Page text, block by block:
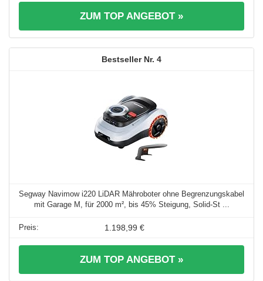
ZUM TOP ANGEBOT »
4
Segway Navimow i220 LiDAR Mähroboter ohne Begrenzungskabel
mit Garage M, für 2000 m², bis 45% Steigung, Solid-St ...
1.198,99 €
ZUM TOP ANGEBOT »